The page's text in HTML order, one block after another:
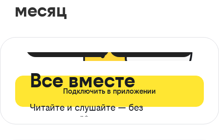
месяц
Все вместе
Читайте и слушайте — без
ограничений*
Подключить в приложении